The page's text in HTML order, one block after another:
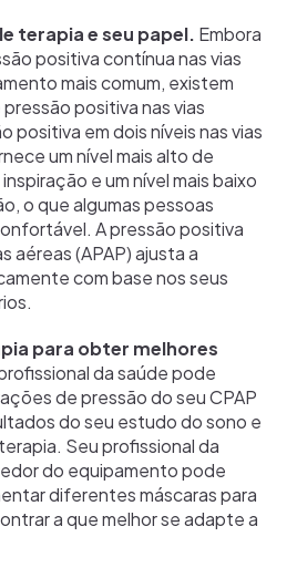
terapia e seu papel. Embora
positiva contínua nas vias
mais comum, existem
positiva nas vias
positiva em dois níveis nas vias
um nível mais alto de
e um nível mais baixo
o que algumas pessoas
A pressão positiva
aéreas (APAP) ajusta a
com base nos seus
para obter melhores
da saúde pode
de pressão do seu CPAP
do seu estudo do sono e
Seu profissional da
do equipamento pode
diferentes máscaras para
a que melhor se adapte a